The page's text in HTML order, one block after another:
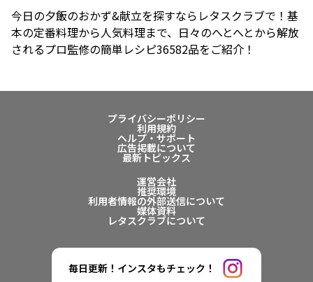
今日の夕飯のおかず&献立を探すならレタスクラブで！基
本の定番料理から人気料理まで、日々のへとへとから解放
されるプロ監修の簡単レシピ36582品をご紹介！
プライバシーポリシー
利用規約
ヘルプ・サポート
広告掲載について
最新トピックス
運営会社
推奨環境
利用者情報の外部送信について
媒体資料
レタスクラブについて
毎日更新！インスタもチェック！